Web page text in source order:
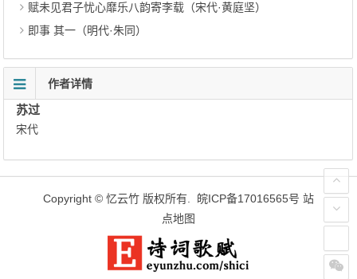
赋未见君子忧心靡乐八韵寄李载（宋代·黄庭坚）
即事 其一（明代·朱同）
作者详情
苏过
宋代
Copyright © 忆云竹 版权所有. 皖ICP备17016565号 站
点地图